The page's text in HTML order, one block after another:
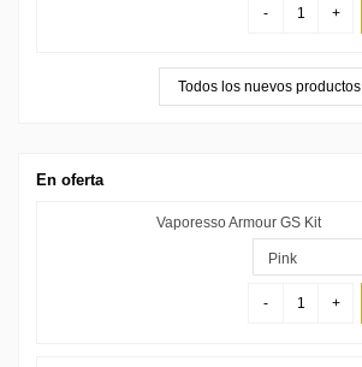
- +
Todos los nuevos productos
En oferta
Vaporesso Armour GS Kit
- +